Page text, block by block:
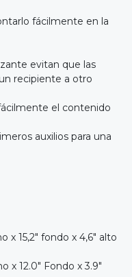
fácilmente en la
evitan que las
recipiente a otro
el contenido
auxilios para una
x 15,2" fondo x 4,6" alto
x 12.0" Fondo x 3.9"